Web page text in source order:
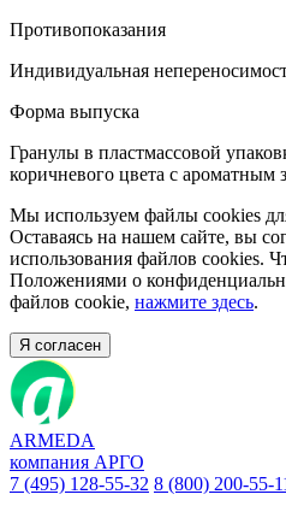
Противопоказания
Индивидуальная
Форма выпуска
Гранулы в пластмассовой
коричневого цвета с
Мы используем файлы cookies
Оставаясь на нашем сайте, вы
использования файлов cookies.
Положениями о
файлов cookie, нажмите здесь.
Я согласен
ARMEDA
компания АРГО
7 (495) 128-55-32 8 (800) 200-55-